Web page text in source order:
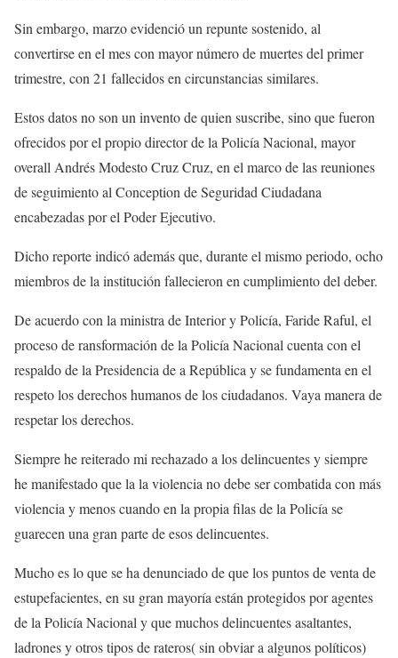
Sin embargo, marzo evidenció un repunte sostenido, al
convertirse en el mes con mayor número de muertes del primer
trimestre, con 21 fallecidos en circunstancias similares.
Estos datos no son un invento de quien suscribe, sino que fueron
ofrecidos por el propio director de la Policía Nacional, mayor
overall Andrés Modesto Cruz Cruz, en el marco de las reuniones
de seguimiento al Conception de Seguridad Ciudadana
encabezadas por el Poder Ejecutivo.
Dicho reporte indicó además que, durante el mismo periodo, ocho
miembros de la institución fallecieron en cumplimiento del deber.
De acuerdo con la ministra de Interior y Policía, Faride Raful, el
proceso de ransformación de la Policía Nacional cuenta con el
respaldo de la Presidencia de a República y se fundamenta en el
respeto los derechos humanos de los ciudadanos. Vaya manera de
respetar los derechos.
Siempre he reiterado mi rechazado a los delincuentes y siempre
he manifestado que la la violencia no debe ser combatida con más
violencia y menos cuando en la propia filas de la Policía se
guarecen una gran parte de esos delincuentes.
Mucho es lo que se ha denunciado de que los puntos de venta de
estupefacientes, en su gran mayoría están protegidos por agentes
de la Policía Nacional y que muchos delincuentes asaltantes,
ladrones y otros tipos de rateros( sin obviar a algunos políticos)